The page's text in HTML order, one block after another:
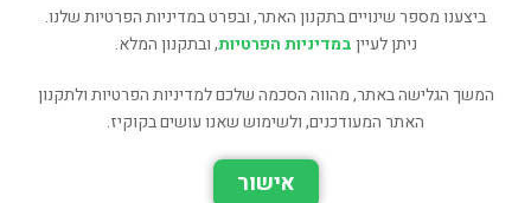
יומנו של חנון
ילדים ונוער
ביצענו מספר שינויים בתקנון האתר, ובפרט במדיניות הפרטיות שלנו.
ניתן לעייןבמדיניות הפרטיות, ובתקנון המלא.
המשך הגלישה באתר, מהווה הסכמה שלכם למדיניות הפרטיות ולתקנון
האתר המעודכנים, ולשימוש שאנו עושים בקוקיז.
אישור